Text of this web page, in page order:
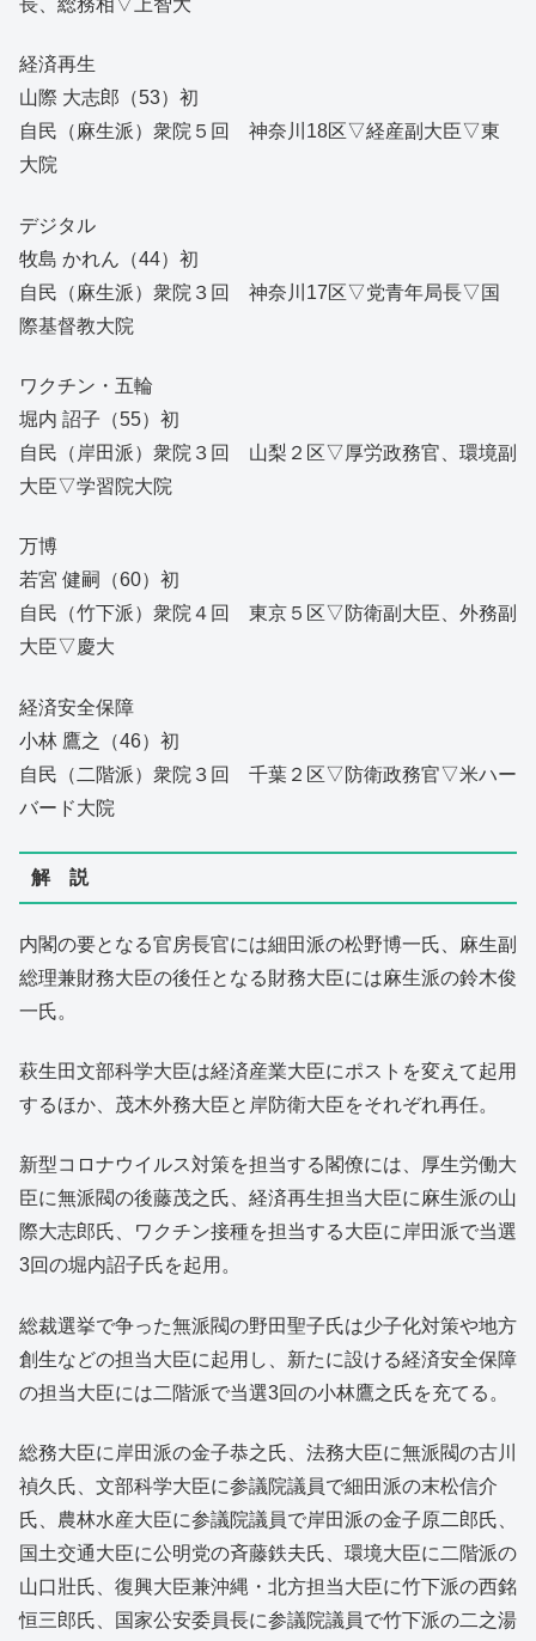
経済再生
山際 大志郎（53）初
自民（麻生派）衆院５回 神奈川18区▽経産副大臣▽東
大院
デジタル
牧島 かれん（44）初
自民（麻生派）衆院３回 神奈川17区▽党青年局長▽国
際基督教大院
ワクチン・五輪
堀内 詔子（55）初
自民（岸田派）衆院３回 山梨２区▽厚労政務官、環境副
大臣▽学習院大院
万博
若宮 健嗣（60）初
自民（竹下派）衆院４回 東京５区▽防衛副大臣、外務副
大臣▽慶大
経済安全保障
小林 鷹之（46）初
自民（二階派）衆院３回 千葉２区▽防衛政務官▽米ハー
バード大院
解 説
内閣の要となる官房長官には細田派の松野博一氏、麻生副
総理兼財務大臣の後任となる財務大臣には麻生派の鈴木俊
一氏。
萩生田文部科学大臣は経済産業大臣にポストを変えて起用
するほか、茂木外務大臣と岸防衛大臣をそれぞれ再任。
新型コロナウイルス対策を担当する閣僚には、厚生労働大
臣に無派閥の後藤茂之氏、経済再生担当大臣に麻生派の山
際大志郎氏、ワクチン接種を担当する大臣に岸田派で当選
3回の堀内詔子氏を起用。
総裁選挙で争った無派閥の野田聖子氏は少子化対策や地方
創生などの担当大臣に起用し、新たに設ける経済安全保障
の担当大臣には二階派で当選3回の小林鷹之氏を充てる。
総務大臣に岸田派の金子恭之氏、法務大臣に無派閥の古川
禎久氏、文部科学大臣に参議院議員で細田派の末松信介
氏、農林水産大臣に参議院議員で岸田派の金子原二郎氏、
国土交通大臣に公明党の斉藤鉄夫氏、環境大臣に二階派の
山口壯氏、復興大臣兼沖縄・北方担当大臣に竹下派の西銘
恒三郎氏、国家公安委員長に参議院議員で竹下派の二之湯